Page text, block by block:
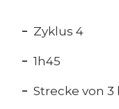
Zyklus 4
1h45
Strecke von 3